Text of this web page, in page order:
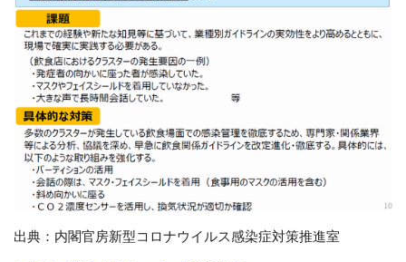
出典： 内閣官房新型コロナウイルス感染症対策推進室